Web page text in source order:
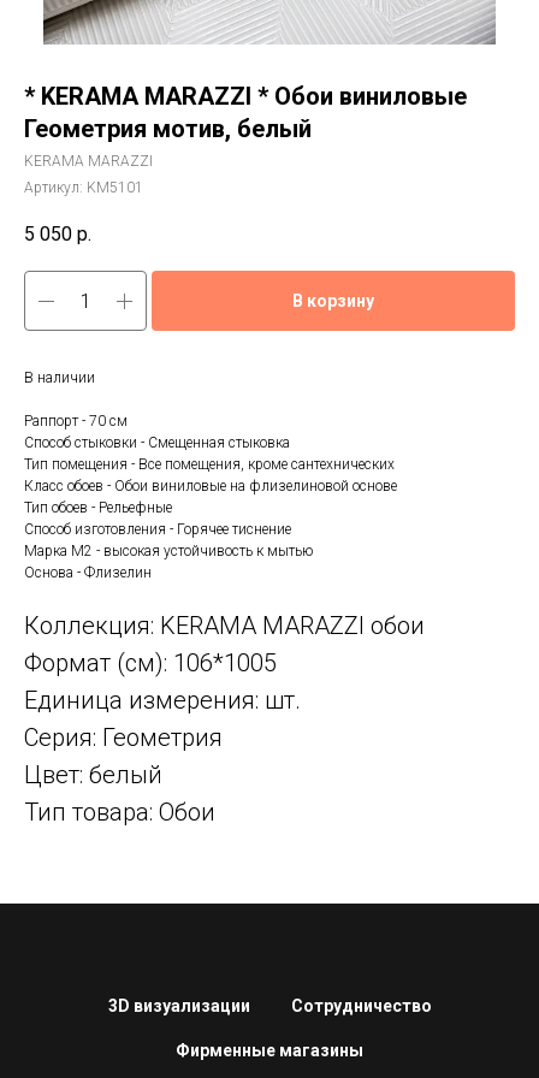
* KERAMA MARAZZI * Обои виниловые
Геометрия мотив, белый
KERAMA MARAZZI
Артикул: KM5101
5 050 р.
В корзину
В наличии
Раппорт - 70 см
Способ стыковки - Смещенная стыковка
Тип помещения - Все помещения, кроме сантехнических
Класс обоев - Обои виниловые на флизелиновой основе
Тип обоев - Рельефные
Способ изготовления - Горячее тиснение
Марка М2 - высокая устойчивость к мытью
Основа - Флизелин
Коллекция: KERAMA MARAZZI обои
Формат (см): 106*1005
Единица измерения: шт.
Серия: Геометрия
Цвет: белый
Тип товара: Обои
3D визуализации Сотрудничество
Фирменные магазины